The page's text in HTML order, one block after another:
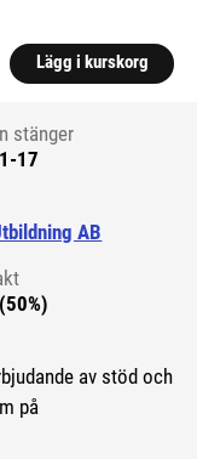
Lägg i kurskorg
stänger
17
AB
av stöd och
på